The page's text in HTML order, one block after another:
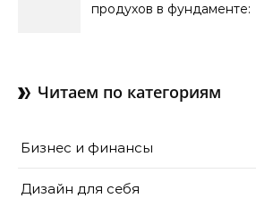
продухов в фундаменте:
Читаем по категориям
Бизнес и финансы
Дизайн для себя